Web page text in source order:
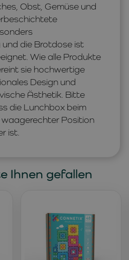
Obst, Gemüse und
die Brotdose ist
Wie alle Produkte
sie hochwertige
Design und
Ästhetik. Bitte
die Lunchbox beim
Position
ist.
Ihnen gefallen